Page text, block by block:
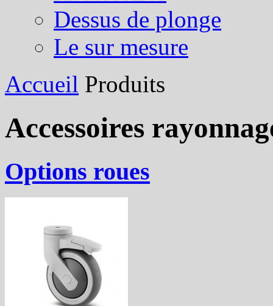
Dessus de plonge
Le sur mesure
Accueil Produits
Accessoires
Options roues